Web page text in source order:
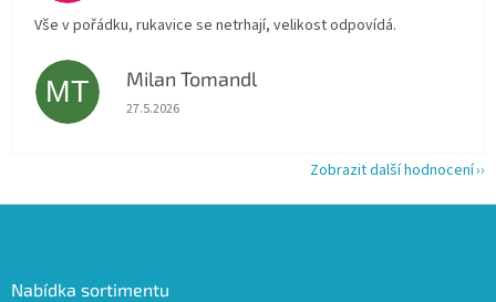
Vše v pořádku, rukavice se netrhají, velikost odpovídá.
MT Milan Tomandl
Hodnocení obchodu je 5 z 5 hvězdiček.
27.5.2026
Zobrazit další hodnocení
Nabídka sortimentu